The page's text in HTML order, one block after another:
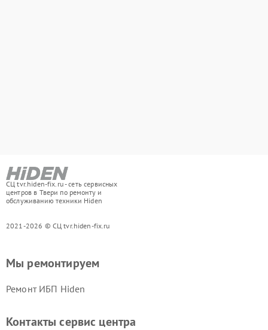
СЦ tvr.hiden-fix.ru - сеть сервисных
центров в Твери по ремонту и
обслуживанию техники Hiden
2021-2026 © СЦ tvr.hiden-fix.ru
Мы ремонтируем
Ремонт ИБП Hiden
Контакты сервис центра